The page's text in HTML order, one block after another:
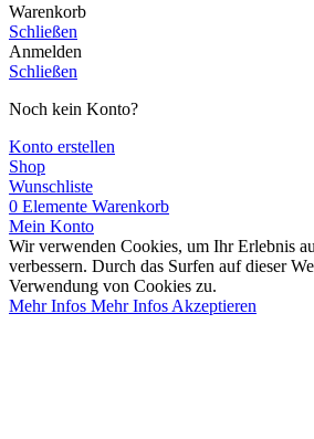
Warenkorb
Schließen
Anmelden
Schließen
Noch kein Konto?
Konto erstellen
Shop
Wunschliste
0 Elemente Warenkorb
Mein Konto
Wir verwenden Cookies, um Ihr Erlebnis
verbessern. Durch das Surfen auf dieser
Verwendung von Cookies zu.
Mehr Infos Mehr Infos Akzeptieren